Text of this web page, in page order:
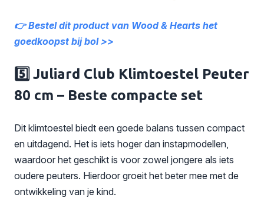
👉 Bestel dit product van Wood & Hearts het
goedkoopst bij bol >>
5️⃣ Juliard Club Klimtoestel Peuter
80 cm – Beste compacte set
Dit klimtoestel biedt een goede balans tussen compact
en uitdagend. Het is iets hoger dan instapmodellen,
waardoor het geschikt is voor zowel jongere als iets
oudere peuters. Hierdoor groeit het beter mee met de
ontwikkeling van je kind.